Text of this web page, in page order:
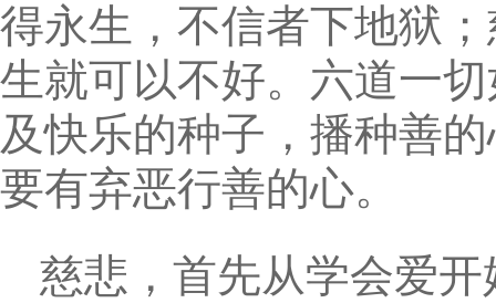
得永生，不信者下地狱
生就可以不好。六道一
及快乐的种子，播种善
要有弃恶行善的心。
慈悲，首先从学会爱